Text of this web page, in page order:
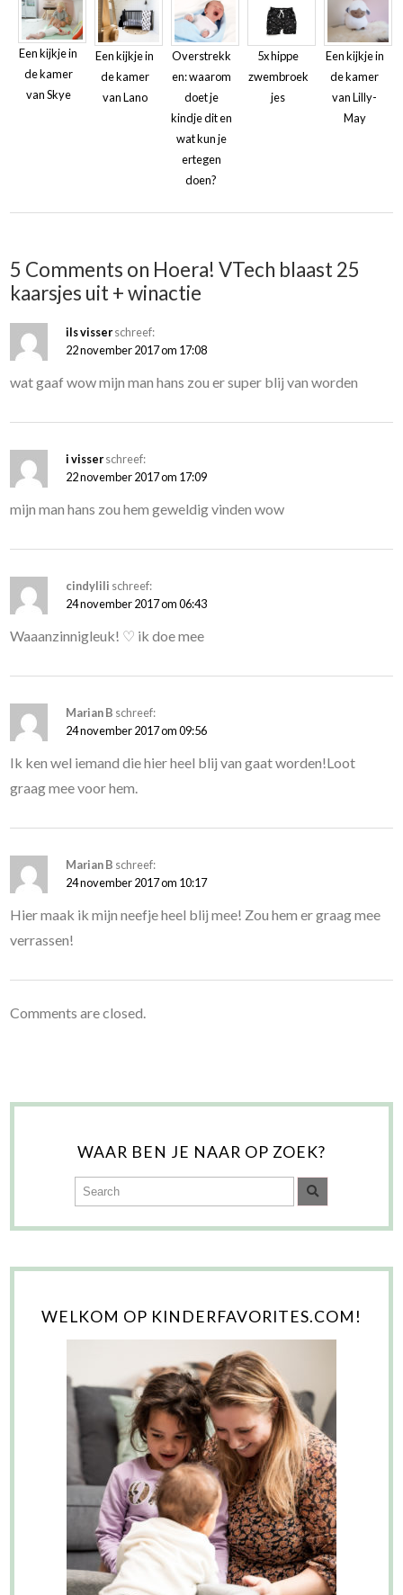
Een kijkje in
de kamer
van Skye
Een kijkje in
de kamer
van Lano
Overstrekk
en: waarom
doet je
kindje dit en
wat kun je
ertegen
doen?
5x hippe
zwembroek
jes
Een kijkje in
de kamer
van Lilly-
May
5 Comments on Hoera! VTech blaast 25
kaarsjes uit + winactie
ils visserschreef:
22 november 2017 om 17:08
wat gaaf wow mijn man hans zou er super blij van worden
i visserschreef:
22 november 2017 om 17:09
mijn man hans zou hem geweldig vinden wow
cindylili schreef:
24 november 2017 om 06:43
Waaanzinnigleuk! ♡ ik doe mee
Marian B schreef:
24 november 2017 om 09:56
Ik ken wel iemand die hier heel blij van gaat worden!Loot
graag mee voor hem.
Marian B schreef:
24 november 2017 om 10:17
Hier maak ik mijn neefje heel blij mee! Zou hem er graag mee
verrassen!
Comments are closed.
WAAR BEN JE NAAR OP ZOEK?
WELKOM OP KINDERFAVORITES.COM!